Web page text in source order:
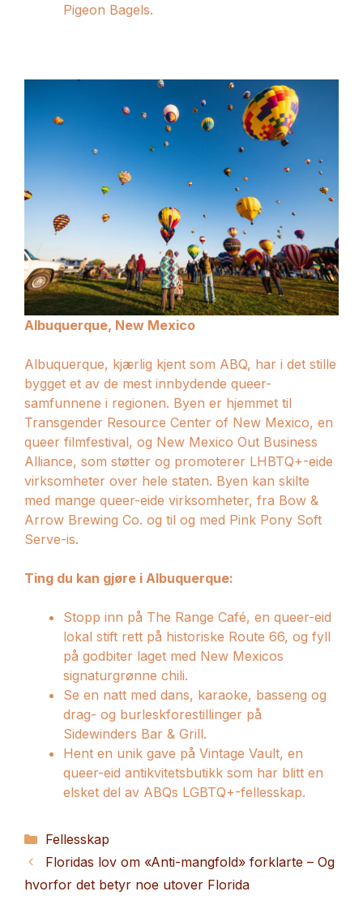
Pigeon Bagels.
Albuquerque, New Mexico
Albuquerque, kjærlig kjent som ABQ, har i det stille
bygget et av de mest innbydende queer-
samfunnene i regionen. Byen er hjemmet til
Transgender Resource Center of New Mexico, en
queer filmfestival, og New Mexico Out Business
Alliance, som støtter og promoterer LHBTQ+-eide
virksomheter over hele staten. Byen kan skilte
med mange queer-eide virksomheter, fra Bow &
Arrow Brewing Co. og til og med Pink Pony Soft
Serve-is.
Ting du kan gjøre i Albuquerque:
Stopp inn på The Range Café, en queer-eid
lokal stift rett på historiske Route 66, og fyll
på godbiter laget med New Mexicos
signaturgrønne chili.
Se en natt med dans, karaoke, basseng og
drag- og burleskforestillinger på
Sidewinders Bar & Grill.
Hent en unik gave på Vintage Vault, en
queer-eid antikvitetsbutikk som har blitt en
elsket del av ABQs LGBTQ+-fellesskap.
Kategorier
Fellesskap
Floridas lov om «Anti-mangfold» forklarte – Og
hvorfor det betyr noe utover Florida